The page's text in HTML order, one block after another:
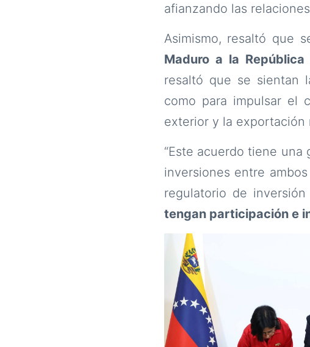
afianzando las
Asimismo, resaltó que
Maduro a la
resaltó que se sientan
como para impulsar el
exterior y la exportación
“Este acuerdo tiene
inversiones entre
regulatorio de
tengan participación e